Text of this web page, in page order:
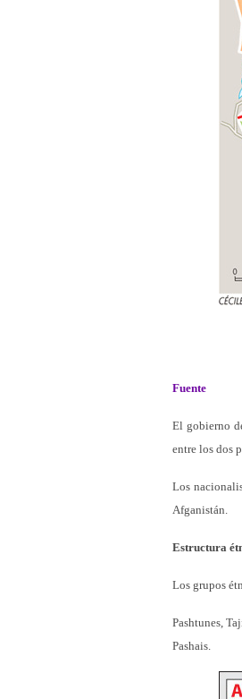
Fuente
El gobierno
entre los dos
Los
Afganistán.
Estructura
Los grupos
Pashtunes,
Pashais.